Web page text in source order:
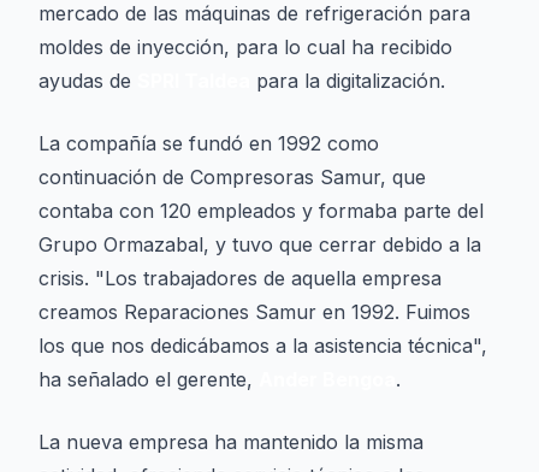
mercado de las máquinas de refrigeración para
moldes de inyección, para lo cual ha recibido
ayudas de
para la digitalización.
La compañía se fundó en 1992 como
continuación de Compresoras Samur, que
contaba con 120 empleados y formaba parte del
Grupo Ormazabal, y tuvo que cerrar debido a la
crisis. "Los trabajadores de aquella empresa
creamos Reparaciones Samur en 1992. Fuimos
los que nos dedicábamos a la asistencia técnica",
ha señalado el gerente,
.
La nueva empresa ha mantenido la misma